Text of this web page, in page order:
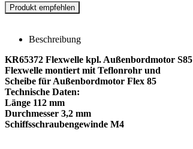
Beschreibung
KR65372 Flexwelle kpl. Außenbordmotor S85
Flexwelle montiert mit Teflonrohr und
Scheibe für Außenbordmotor Flex 85
Technische Daten:
Länge 112 mm
Durchmesser 3,2 mm
Schiffsschraubengewinde M4